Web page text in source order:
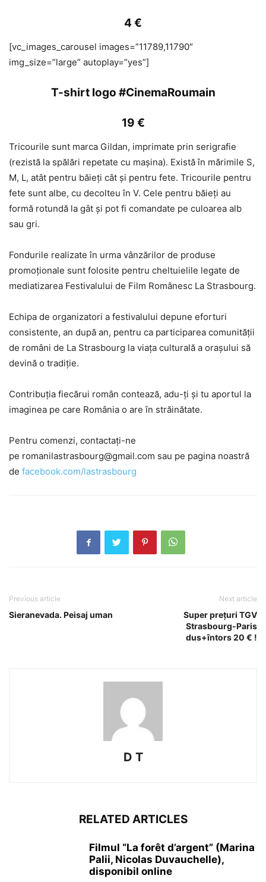
4 €
[vc_images_carousel images=”11789,11790″
img_size=”large” autoplay=”yes”]
T-shirt logo #CinemaRoumain
19 €
Tricourile sunt marca Gildan, imprimate prin serigrafie
(rezistă la spălări repetate cu mașina). Există în mărimile S,
M, L, atât pentru băieți cât și pentru fete. Tricourile pentru
fete sunt albe, cu decolteu în V. Cele pentru băieți au
formă rotundă la gât și pot fi comandate pe culoarea alb
sau gri.
Fondurile realizate în urma vânzărilor de produse
promoționale sunt folosite pentru cheltuielile legate de
mediatizarea Festivalului de Film Românesc La Strasbourg.
Echipa de organizatori a festivalului depune eforturi
consistente, an după an, pentru ca participarea comunității
de români de La Strasbourg la viața culturală a orașului să
devină o tradiție.
Contribuția fiecărui român contează, adu-ți și tu aportul la
imaginea pe care România o are în străinătate.
Pentru comenzi, contactați-ne
pe romanilastrasbourg@gmail.com sau pe pagina noastră
de facebook.com/lastrasbourg
Previous article
Sieranevada. Peisaj uman
Next article
Super prețuri TGV
Strasbourg-Paris
dus+întors 20 € !
D T
RELATED ARTICLES
Filmul “La forêt d’argent” (Marina
Palii, Nicolas Duvauchelle),
disponibil online